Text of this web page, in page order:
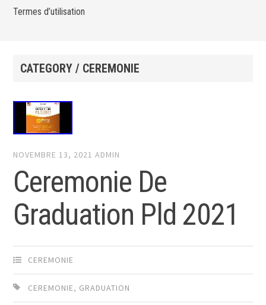
Termes d’utilisation
CATEGORY / CEREMONIE
NOVEMBRE 13, 2021 ADMIN
Ceremonie De
Graduation Pld 2021
CEREMONIE
CEREMONIE, GRADUATION